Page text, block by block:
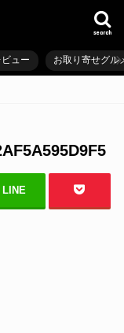
search
ュー お取り寄せグル
LINE